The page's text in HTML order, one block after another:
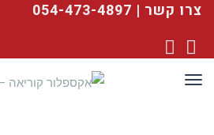
צרו קשר | 054-473-4897
Facebook
YouTube
תפריט